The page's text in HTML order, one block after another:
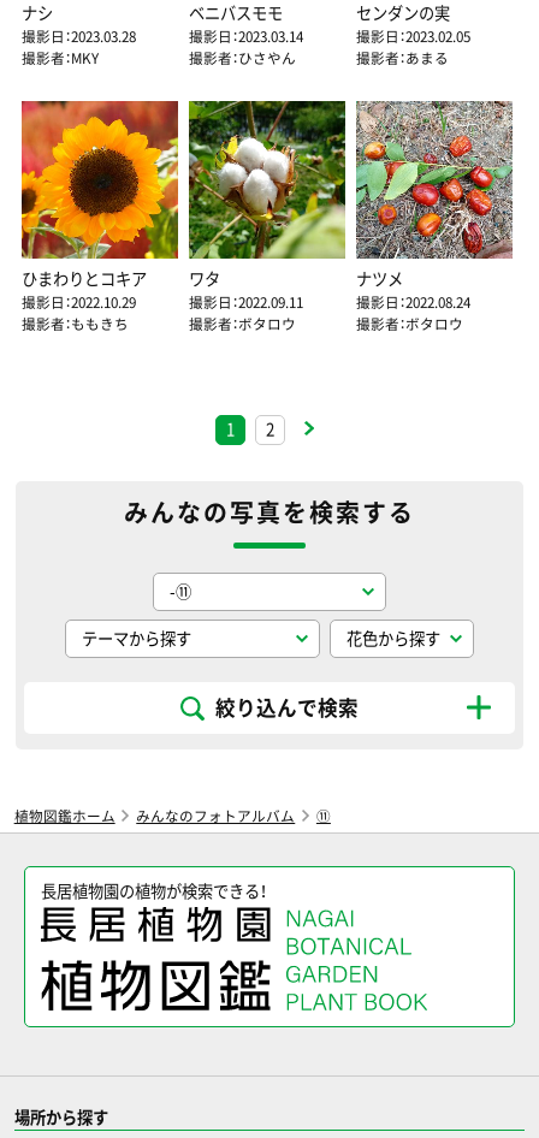
ナシ
撮影日：2023.03.28
撮影者：MKY
ベニバスモモ
撮影日：2023.03.14
撮影者：ひさやん
センダンの実
撮影日：2023.02.05
撮影者：あまる
ひまわりとコキア
撮影日：2022.10.29
撮影者：ももきち
ワタ
撮影日：2022.09.11
撮影者：ボタロウ
ナツメ
撮影日：2022.08.24
撮影者：ボタロウ
1 2
みんなの写真を検索する
絞り込んで検索
植物図鑑ホーム みんなのフォトアルバム ⑪
長居植物園の植物が検索できる！
場所から探す